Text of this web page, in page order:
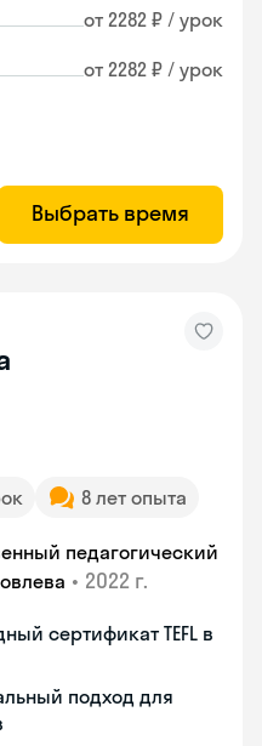
от 2282 ₽ / урок
от 2282 ₽ / урок
Выбрать время
8 лет опыта
педагогический
• 2022 г.
сертификат TEFL в
подход для